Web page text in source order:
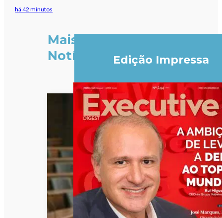
há 42 minutos
Mais
Notícias
Edição Impressa